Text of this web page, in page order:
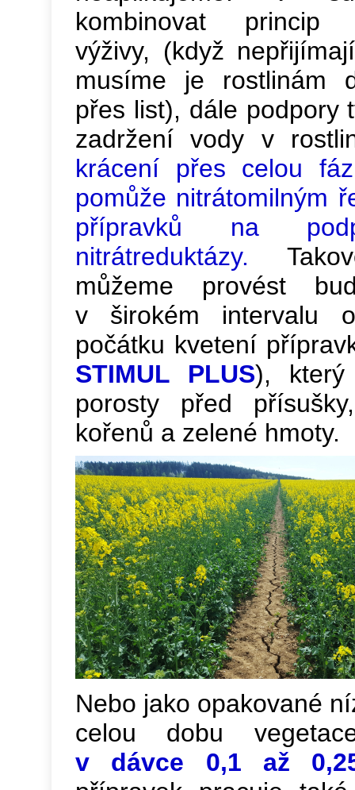
kombinovat princip
výživy, (když
musíme je rostlinám
přes list), dále podpory
zadržení vody v
krácení přes celou
pomůže nitrátomilným
přípravků na
nitrátreduktázy.
můžeme provést
v širokém intervalu
počátku kvetení
STIMUL PLUS), který
porosty před
kořenů a zelené hmoty.
Nebo jako opakované
celou dobu
v dávce 0,1 až